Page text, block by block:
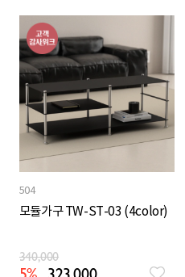
504
모듈가구 TW-ST-03 (4color)
340,000